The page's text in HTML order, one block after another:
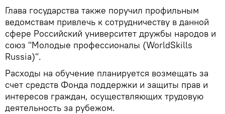
Глава государства также поручил профильным
ведомствам привлечь к сотрудничеству в данной
сфере Российский университет дружбы народов и
союз "Молодые профессионалы (WorldSkills
Russia)".
Расходы на обучение планируется возмещать за
счет средств Фонда поддержки и защиты прав и
интересов граждан, осуществляющих трудовую
деятельность за рубежом.